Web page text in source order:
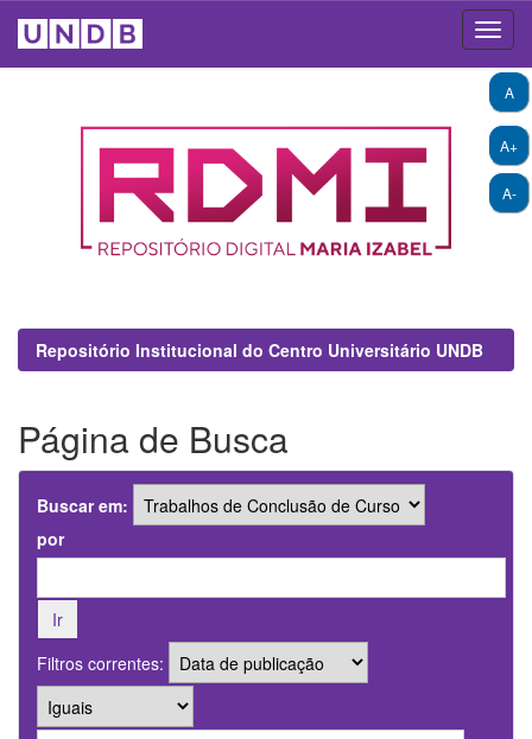
A+
A-
A
Repositório Institucional do Centro Universitário UNDB
Página de Busca
Buscar em:
por
Filtros correntes: